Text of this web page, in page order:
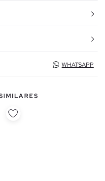
WHATSAPP